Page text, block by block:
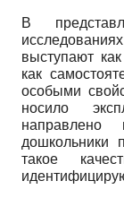
В
выступают
как
особыми
носило
дошкольники
такое